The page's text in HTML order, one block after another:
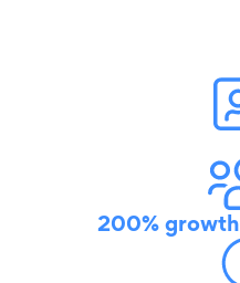
200% growth